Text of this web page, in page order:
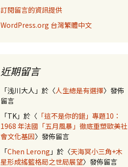
訂閱留言的資訊提供
WordPress.org 台灣繁體中文
近期留言
「浅川大人 」於〈人生總是有選擇〉發佈
留言
「TK」於〈 「這不是你的錯」專題10：
1968 年法國「五月風暴」徹底重塑歐美社
會文化基因〉發佈留言
「Chen Lerong 」於〈天海冥小三角+木
星形成搖籃格局之世局展望〉發佈留言